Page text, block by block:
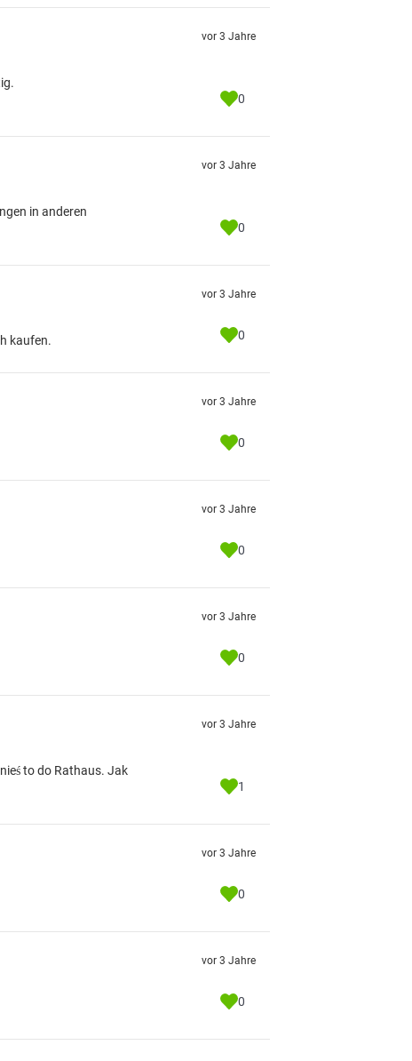
vor 3 Jahre
0
in anderen
vor 3 Jahre
0
kaufen.
vor 3 Jahre
0
vor 3 Jahre
0
vor 3 Jahre
0
vor 3 Jahre
0
to do Rathaus. Jak
vor 3 Jahre
1
vor 3 Jahre
0
vor 3 Jahre
0